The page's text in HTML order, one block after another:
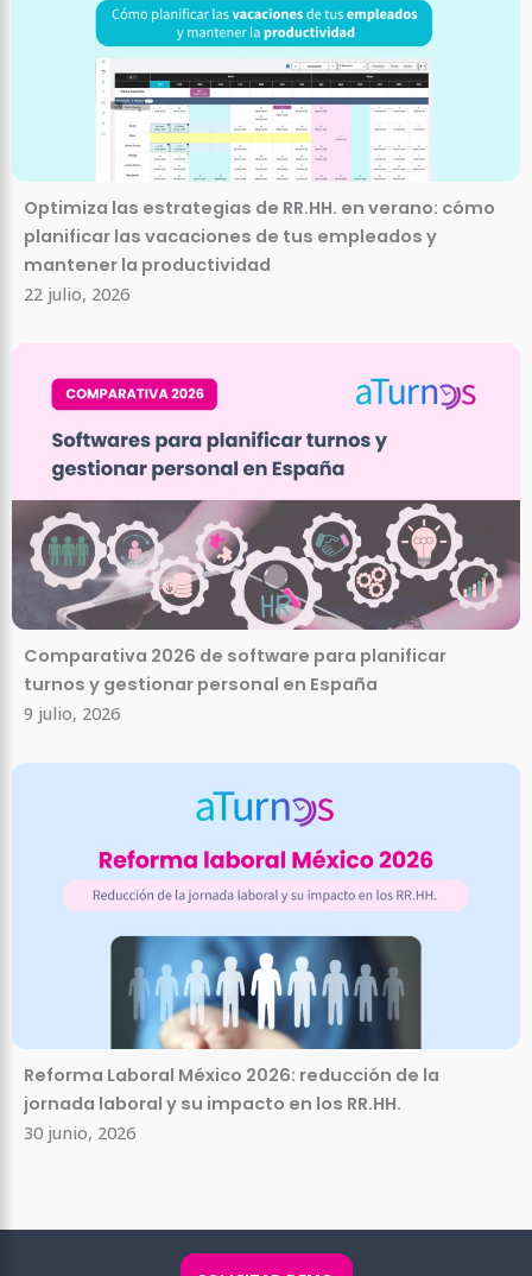
Optimiza las estrategias de RR.HH. en verano: cómo
planificar las vacaciones de tus empleados y
mantener la productividad
22 julio, 2026
Comparativa 2026 de software para planificar
turnos y gestionar personal en España
9 julio, 2026
Reforma Laboral México 2026: reducción de la
jornada laboral y su impacto en los RR.HH.
30 junio, 2026